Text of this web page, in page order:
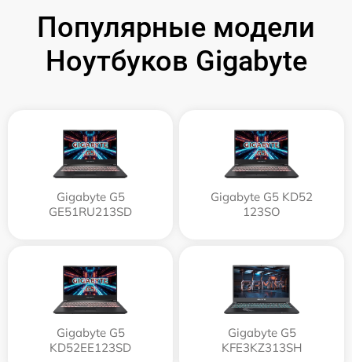
Популярные модели
Ноутбуков Gigabyte
Gigabyte G5
GE51RU213SD
Gigabyte G5 KD52
123SO
Gigabyte G5
KD52EE123SD
Gigabyte G5
KFE3KZ313SH